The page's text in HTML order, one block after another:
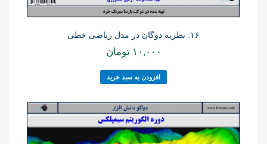
۱۶: نظریه دوگان در مدل ریاضی خطی
۱۰,۰۰۰ تومان
افزودن به سبد خرید